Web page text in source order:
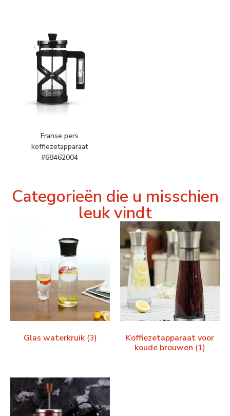
Franse pers
koffiezetapparaat
#68462004
Categorieën die u misschien
leuk vindt
Glas waterkruik (3)
Koffiezetapparaat voor
koude brouwen (1)